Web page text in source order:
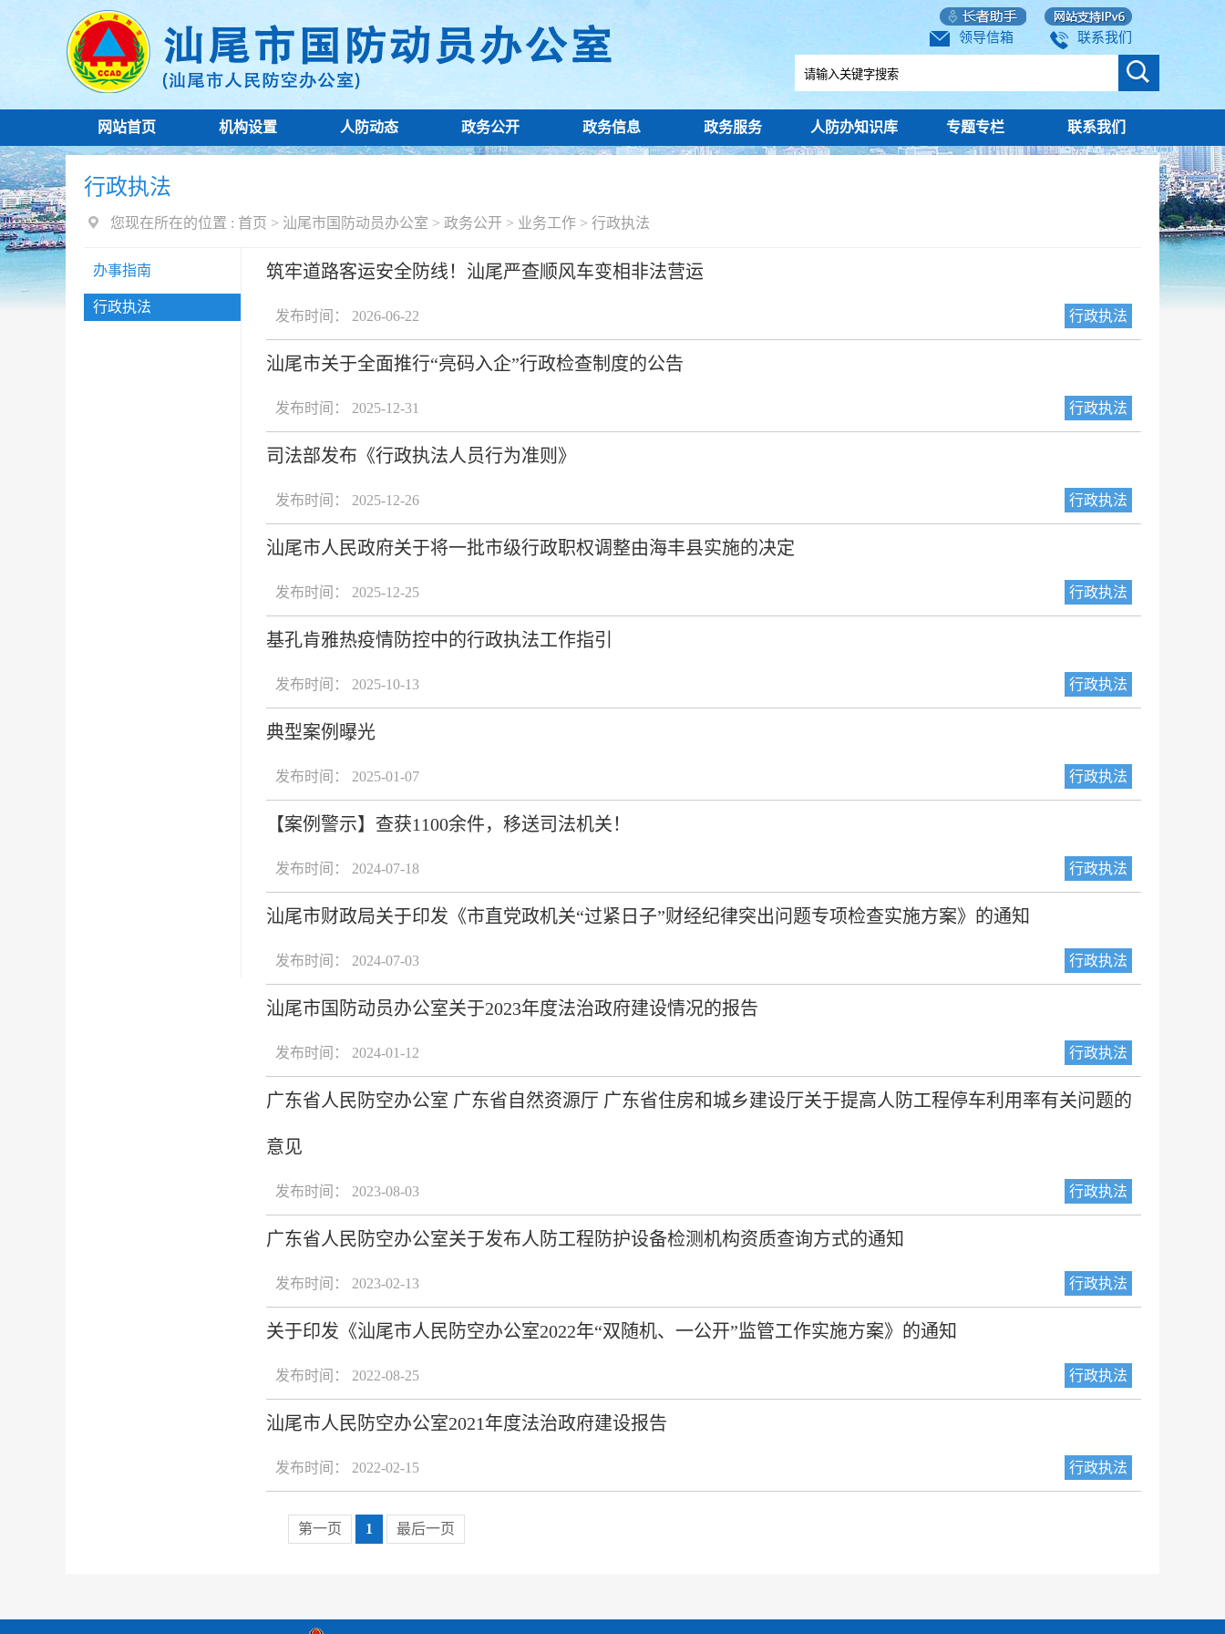
领导信箱 联系我们
网站首页 机构设置 人防动态 政务公开 政务信息 政务服务 人防办知识库 专题专栏 联系我们
行政执法
您现在所在的位置 : 首页 > 汕尾市国防动员办公室 > 政务公开 > 业务工作 > 行政执法
办事指南
行政执法
筑牢道路客运安全防线！汕尾严查顺风车变相非法营运
发布时间： 2026-06-22 行政执法
汕尾市关于全面推行“亮码入企”行政检查制度的公告
发布时间： 2025-12-31 行政执法
司法部发布《行政执法人员行为准则》
发布时间： 2025-12-26 行政执法
汕尾市人民政府关于将一批市级行政职权调整由海丰县实施的决定
发布时间： 2025-12-25 行政执法
基孔肯雅热疫情防控中的行政执法工作指引
发布时间： 2025-10-13 行政执法
典型案例曝光
发布时间： 2025-01-07 行政执法
【案例警示】查获1100余件，移送司法机关！
发布时间： 2024-07-18 行政执法
汕尾市财政局关于印发《市直党政机关“过紧日子”财经纪律突出问题专项检查实施方案》的通知
发布时间： 2024-07-03 行政执法
汕尾市国防动员办公室关于2023年度法治政府建设情况的报告
发布时间： 2024-01-12 行政执法
广东省人民防空办公室 广东省自然资源厅 广东省住房和城乡建设厅关于提高人防工程停车利用率有关问题的
意见
发布时间： 2023-08-03 行政执法
广东省人民防空办公室关于发布人防工程防护设备检测机构资质查询方式的通知
发布时间： 2023-02-13 行政执法
关于印发《汕尾市人民防空办公室2022年“双随机、一公开”监管工作实施方案》的通知
发布时间： 2022-08-25 行政执法
汕尾市人民防空办公室2021年度法治政府建设报告
发布时间： 2022-02-15 行政执法
第一页 1 最后一页